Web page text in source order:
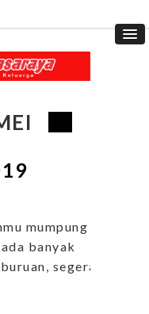
mumpung
banyak
segera